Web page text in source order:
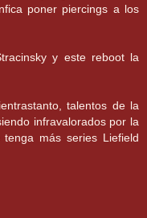
poner piercings a los
y este reboot la
talentos de la
infravalorados por la
más series Liefield